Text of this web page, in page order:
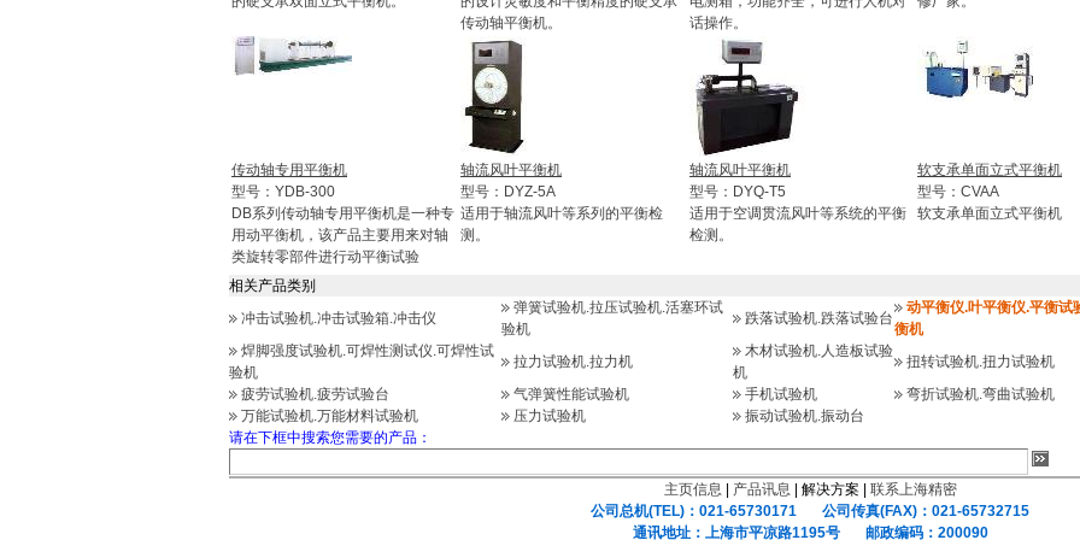
传动轴平衡机。
话操作。
传动轴专用平衡机
型号：YDB-300
DB系列传动轴专用平衡机是一种专
用动平衡机，该产品主要用来对轴
类旋转零部件进行动平衡试验
轴流风叶平衡机
型号：DYZ-5A
适用于轴流风叶等系列的平衡检
测。
轴流风叶平衡机
型号：DYQ-T5
适用于空调贯流风叶等系统的平衡
检测。
软支承单面立式平衡机
型号：CVAA
软支承单面立式平衡机
相关产品类别
冲击试验机.冲击试验箱.冲击仪
弹簧试验机.拉压试验机.活塞环试
验机
跌落试验机.跌落试验台
动平衡仪.叶平衡仪.平衡试
衡机
焊脚强度试验机.可焊性测试仪.可焊性试
验机
拉力试验机.拉力机
木材试验机.人造板试验
机
扭转试验机.扭力试验机
疲劳试验机.疲劳试验台
气弹簧性能试验机 手机试验机
弯折试验机.弯曲试验机
万能试验机.万能材料试验机
压力试验机
振动试验机.振动台
请在下框中搜索您需要的产品：
主页信息 产品讯息 | 解决方案 | 联系上海精密
公司总机(TEL)：021-65730171 公司传真(FAX)：021-65732715
通讯地址：上海市平凉路1195号 邮政编码：200090